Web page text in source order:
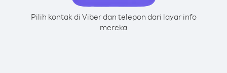
Pilih kontak di Viber dan telepon dari layar info
mereka